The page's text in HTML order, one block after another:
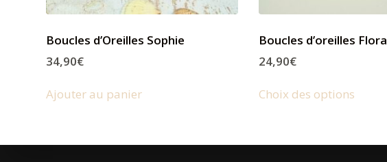
Boucles d’Oreilles Sophie
34,90€
Ajouter au panier
Boucles d’oreilles Flora
24,90€
Choix des options